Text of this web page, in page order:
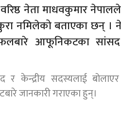
नेता माधवकुमार नेपालले
नमिलेको बताएका छन् ।
आफूनिकटका सांसद
केन्द्रीय सदस्यलाई
जानकारी गराएका हुन्।